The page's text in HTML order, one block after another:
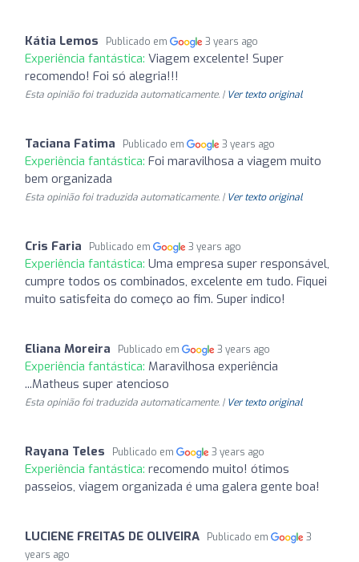
Kátia Lemos Publicado em 3 years ago
Experiência fantástica: Viagem excelente! Super
recomendo! Foi só alegria!!!
Esta opinião foi traduzida automaticamente. | Ver texto original
Taciana Fatima Publicado em 3 years ago
Experiência fantástica: Foi maravilhosa a viagem muito
bem organizada
Esta opinião foi traduzida automaticamente. | Ver texto original
Cris Faria Publicado em 3 years ago
Experiência fantástica: Uma empresa super responsável,
cumpre todos os combinados, excelente em tudo. Fiquei
muito satisfeita do começo ao fim. Super indico!
Eliana Moreira Publicado em 3 years ago
Experiência fantástica: Maravilhosa experiência
...Matheus super atencioso
Esta opinião foi traduzida automaticamente. | Ver texto original
Rayana Teles Publicado em 3 years ago
Experiência fantástica: recomendo muito! ótimos
passeios, viagem organizada é uma galera gente boa!
LUCIENE FREITAS DE OLIVEIRA Publicado em
3
years ago